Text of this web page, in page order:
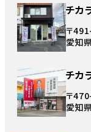
チカ
〒
愛知
チカ
〒
愛知